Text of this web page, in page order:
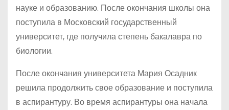
науке и образованию. После окончания школы она
поступила в Московский государственный
университет, где получила степень бакалавра по
биологии.
После окончания университета Мария Осадник
решила продолжить свое образование и поступила
в аспирантуру. Во время аспирантуры она начала